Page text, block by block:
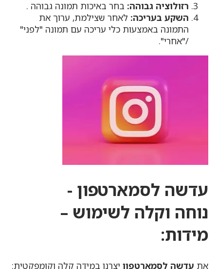
רזולוציה גבוהה: בחר באיכות תמונה גבוהה .
השקע בעריכה: לאחר שצילמת, ערוך את
התמונה באמצעות כלי עריכה עם תמונה "לפני"
/"אחרי".
עדשה לסמארטפון -
נוחה וקלה לשימוש –
מידות:
את עדשה לסמארטפון יצרנו במידה קלה וקומפקטית: